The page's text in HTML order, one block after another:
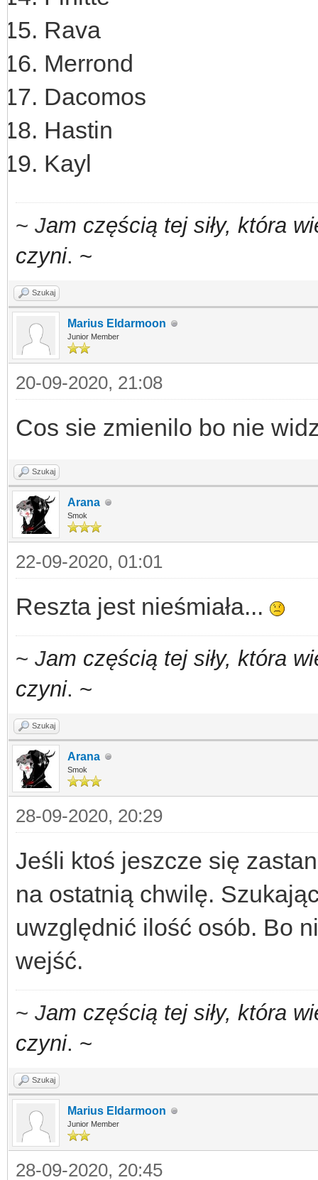
Rava
Merrond
Dacomos
Hastin
Kayl
~ Jam częścią tej siły, która
czyni. ~
Szukaj
Marius Eldarmoon
Junior Member
20-09-2020, 21:08
Cos sie zmienilo bo nie
Szukaj
Arana
Smok
22-09-2020, 01:01
Reszta jest nieśmiała...
~ Jam częścią tej siły, która
czyni. ~
Szukaj
Arana
Smok
28-09-2020, 20:29
Jeśli ktoś jeszcze się
na ostatnią chwilę.
uwzględnić ilość osób. Bo
wejść.
~ Jam częścią tej siły, która
czyni. ~
Szukaj
Marius Eldarmoon
Junior Member
28-09-2020, 20:45